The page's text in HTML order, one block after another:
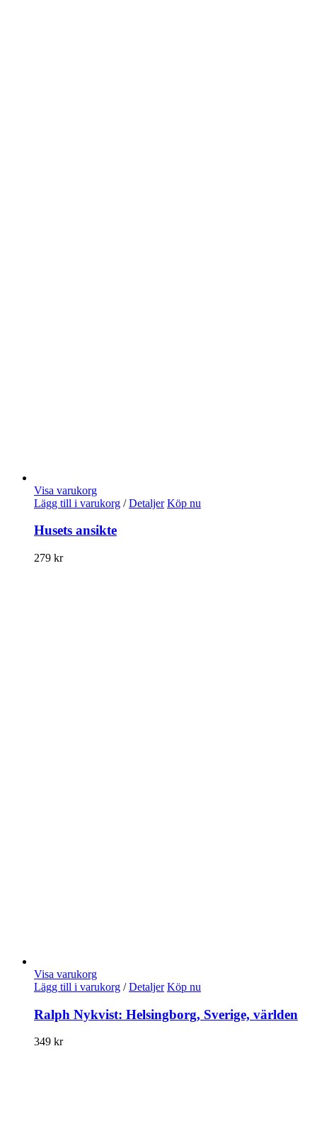
Visa varukorg
Lägg till i varukorg / Detaljer Köp nu
Husets ansikte
279 kr
Visa varukorg
Lägg till i varukorg / Detaljer Köp nu
Ralph Nykvist: Helsingborg, Sverige, världen
349 kr